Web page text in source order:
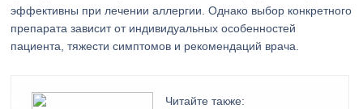
эффективны при лечении аллергии. Однако выбор конкретного
препарата зависит от индивидуальных особенностей
пациента, тяжести симптомов и рекомендаций врача.
Читайте также: